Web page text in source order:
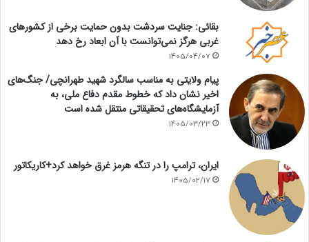
بقائی: جنایت سردشت بدون حمایت برخی از کشورهای
غربی هرگز نمی‌توانست با آن ابعاد رخ دهد
1405/04/07
پیام ولایتی به مناسب سالگرد شهید طهرانچی/ جنگ‌های
اخیر نشان داد که خطوط مقدم دفاع ملی، به
آزمایشگاه‌های تحقیقاتی منتقل شده است
1405/03/23
ایران، ترامپ را در تنگه هرمز غرق خواهد کرد+کاریکاتور
1405/02/17